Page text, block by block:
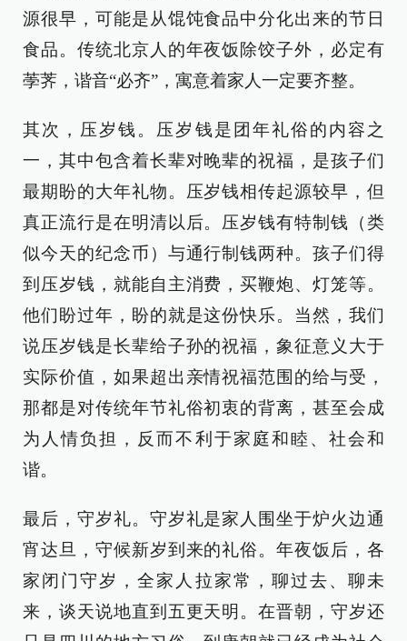
源很早，可能是从馄饨食品中分化出来的节日
食品。传统北京人的年夜饭除饺子外，必定有
荸荠，谐音“必齐”，寓意着家人一定要齐整。
其次，压岁钱。压岁钱是团年礼俗的内容之
一，其中包含着长辈对晚辈的祝福，是孩子们
最期盼的大年礼物。压岁钱相传起源较早，但
真正流行是在明清以后。压岁钱有特制钱（类
似今天的纪念币）与通行制钱两种。孩子们得
到压岁钱，就能自主消费，买鞭炮、灯笼等。
他们盼过年，盼的就是这份快乐。当然，我们
说压岁钱是长辈给子孙的祝福，象征意义大于
实际价值，如果超出亲情祝福范围的给与受，
那都是对传统年节礼俗初衷的背离，甚至会成
为人情负担，反而不利于家庭和睦、社会和
谐。
最后，守岁礼。守岁礼是家人围坐于炉火边通
宵达旦，守候新岁到来的礼俗。年夜饭后，各
家闭门守岁，全家人拉家常，聊过去、聊未
来，谈天说地直到五更天明。在晋朝，守岁还